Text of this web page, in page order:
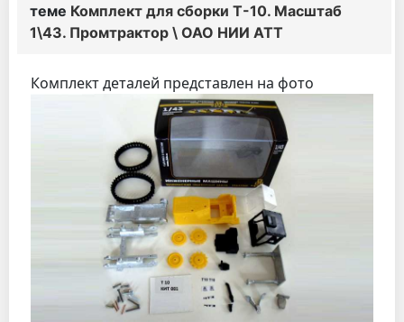
теме Комплект для сборки Т-10. Масштаб
1\43. Промтрактор \ ОАО НИИ АТТ
Комплект деталей представлен на фото